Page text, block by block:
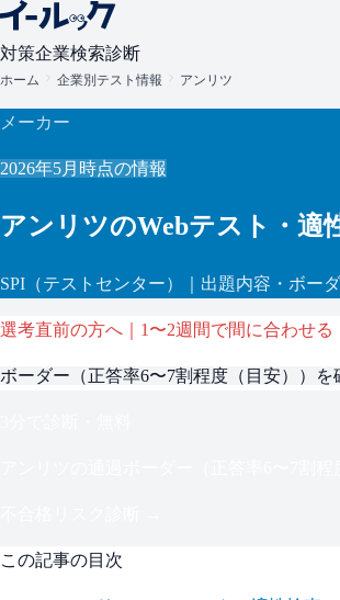
対策企業検索診断
ホーム 企業別テスト情報 アンリツ
メーカー
2026年5月 時点の情報
アンリツのWebテスト・適
SPI （テストセンター） ｜出題内容・ボー
選考直前の方へ｜1〜2週間で間に合わせる
ボーダー（正答率6〜7割程度（目安） ）を
この記事の目次